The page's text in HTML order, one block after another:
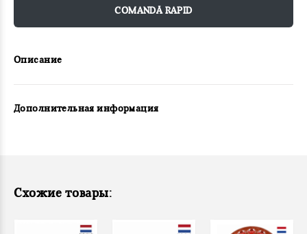
COMANDĂ RAPID
Описание
Дополнительная информация
Схожие товары: